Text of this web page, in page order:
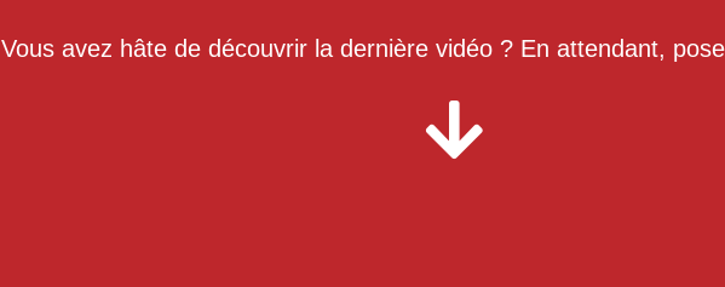
Vous avez hâte de découvrir la dernière vidéo ? En attendant,